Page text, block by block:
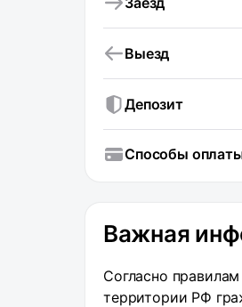
Выезд
Депозит
Способы
Важная
Согласно
территории РФ